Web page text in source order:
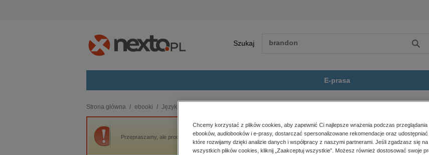
Szukaj Szukaj
E-prasa
budownictwo, aranżacja wnętrz
biznesowe, branżowe, gospodarka
darmowe wydania
polityka, społeczno-informacyjne
psychologiczne
inne
Strona główna ebooki Języki i nauka języków
Przepraszamy, ale produkt „Seria Master. Opanuj czasowniki frazowe” nie jest dostępny.
Chcemy korzystać z plików cookies, aby zapewnić Ci najlepsze wrażenia podczas przeglądania
ebooków, audiobooków i e-prasy, dostarczać spersonalizowane rekomendacje oraz udostępniać
które rozwijamy dzięki analizie danych i współpracy z naszymi partnerami. Jeśli zgadzasz się
wszystkich plików cookies, kliknij „Zaakceptuj wszystkie”. Możesz również dostosować swoje